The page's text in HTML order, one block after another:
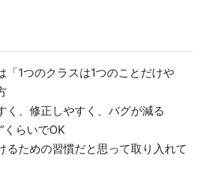
「1つのクラスは1つのことだけや
く、修正しやすく、バグが減る
くらいでOK
るための習慣だと思って取り入れて